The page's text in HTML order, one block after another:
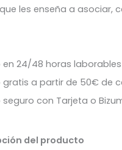
les enseña a asociar,
en 24/48 horas laborables
gratis a partir de 50€ de
seguro con Tarjeta o
del producto